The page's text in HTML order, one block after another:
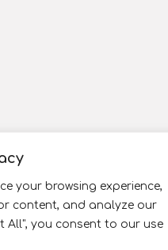
your browsing experience,
content, and analyze our
All", you consent to our use
Πληροφορίες